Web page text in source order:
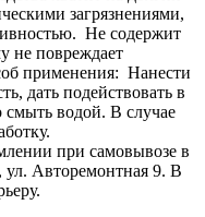
загрязнениями,
Не содержит
не повреждает
применения: Нанести
дать подействовать в
смыть водой. В случае
при самовывозе в
Авторемонтная 9. В